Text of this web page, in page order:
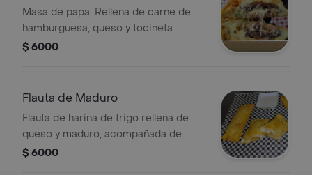
Masa de papa. Rellena de carne de
hamburguesa, queso y tocineta.
$ 6000
Flauta de Maduro
Flauta de harina de trigo rellena de
queso y maduro, acompañada de
salsa.
$ 6000